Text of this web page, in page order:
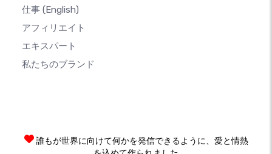
仕事 (English)
アフィリエイト
エキスパート
私たちのブランド
誰もが世界に向けて何かを発信できるように、愛と情熱